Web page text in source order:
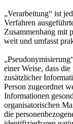
„Verarbeitung“ ist
Verfahren
Zusammenhang mit
weit und umfasst
einer Weise, dass
zusätzlicher
Person zugeordnet
Informationen
organisatorischen
die